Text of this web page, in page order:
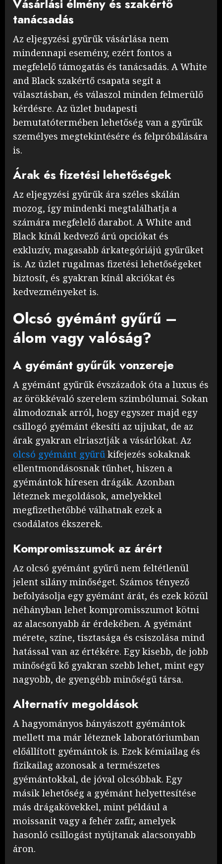
Vásárlási élmény és szakértő
tanácsadás
Az eljegyzési gyűrűk vásárlása nem
mindennapi esemény, ezért fontos a
megfelelő támogatás és tanácsadás. A White
and Black szakértő csapata segít a
választásban, és válaszol minden felmerülő
kérdésre. Az üzlet budapesti
bemutatótermében lehetőség van a gyűrűk
személyes megtekintésére és felpróbálására
is.
Árak és fizetési lehetőségek
Az eljegyzési gyűrűk ára széles skálán
mozog, így mindenki megtalálhatja a
számára megfelelő darabot. A White and
Black kínál kedvező árú opciókat és
exkluzív, magasabb árkategóriájú gyűrűket
is. Az üzlet rugalmas fizetési lehetőségeket
biztosít, és gyakran kínál akciókat és
kedvezményeket is.
Olcsó gyémánt gyűrű –
álom vagy valóság?
A gyémánt gyűrűk vonzereje
A gyémánt gyűrűk évszázadok óta a luxus és
az örökkévaló szerelem szimbólumai. Sokan
álmodoznak arról, hogy egyszer majd egy
csillogó gyémánt ékesíti az ujjukat, de az
árak gyakran elriasztják a vásárlókat. Az
olcsó gyémánt gyűrű kifejezés sokaknak
ellentmondásosnak tűnhet, hiszen a
gyémántok híresen drágák. Azonban
léteznek megoldások, amelyekkel
megfizethetőbbé válhatnak ezek a
csodálatos ékszerek.
Kompromisszumok az árért
Az olcsó gyémánt gyűrű nem feltétlenül
jelent silány minőséget. Számos tényező
befolyásolja egy gyémánt árát, és ezek közül
néhányban lehet kompromisszumot kötni
az alacsonyabb ár érdekében. A gyémánt
mérete, színe, tisztasága és csiszolása mind
hatással van az értékére. Egy kisebb, de jobb
minőségű kő gyakran szebb lehet, mint egy
nagyobb, de gyengébb minőségű társa.
Alternatív megoldások
A hagyományos bányászott gyémántok
mellett ma már léteznek laboratóriumban
előállított gyémántok is. Ezek kémiailag és
fizikailag azonosak a természetes
gyémántokkal, de jóval olcsóbbak. Egy
másik lehetőség a gyémánt helyettesítése
más drágakövekkel, mint például a
moissanit vagy a fehér zafír, amelyek
hasonló csillogást nyújtanak alacsonyabb
áron.